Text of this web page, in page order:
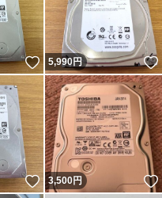
いいね！
5,990 円
いいね！
3,500円